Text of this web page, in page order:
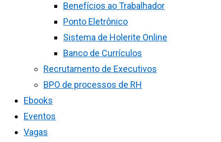
Benefícios ao Trabalhador
Ponto Eletrônico
Sistema de Holerite Online
Banco de Currículos
Recrutamento de Executivos
BPO de processos de RH
Ebooks
Eventos
Vagas